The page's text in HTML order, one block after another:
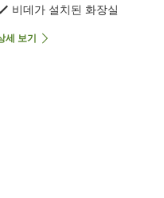
비데가 설치된 화장실
세 보기